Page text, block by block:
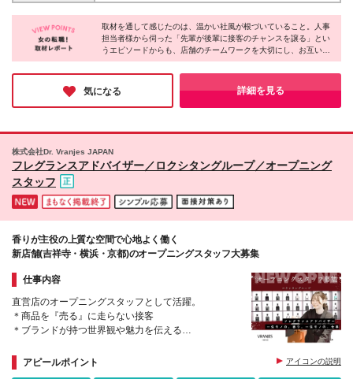
験:月給22万7,800円～35万円 ◆上記以外のエリア 経
験者:月給25万円～35万円 未経験:月給22万2,100円～
35万円 神奈川・名古屋・西宮・博多には社員寮あり
はそれぞれ一律支給の手当を含みます ※固定残業代
(20時間分、28,100円～)を含む。超過分は別途支給し
ます。 ※試用期間3ヶ月。期間中の給与は首都圏の経
LN：LOUNIE ST：Stola. CO：COCO DEAL LC：
LILLIAN CARAT ＼新店舗を一緒に盛り上げる仲間を
大募集／ 2026年8月22日 Stola.流山おおたかの森
S.C.店新規オープン！ ★『LOUNIE』『Stola.』の店
舗配属の方には、 入社時に約3～4万円分相当の洋服
支給などの特典あり 【本社】東京都渋谷区渋谷1-1-5
取材を通して感じたのは、温かい社風が根づいていること。人事
担当者様から伺った「先輩が後輩に接客のチャンスを譲る」とい
うエピソードからも、店舗のチームワークを大切にし、お互いを
支え合う温かい空気感が伝わってきました。また、メイク研修な
ど自分を磨けるユニークな制度も充実しており、オシャレが好き
な方にとって、たまらない環境だと感じました。
気になる 詳細を見る
株式会社Dr. Vranjes JAPAN
フレグランスアドバイザー／ロクシタングループ／オープニング
スタッフ
香りが主役の上質な空間で心地よく働く
新店舗(吉祥寺・横浜・京都)のオープニングスタッフ大募集
仕事内容
直営店のオープニングスタッフとして活躍。
＊商品を『売る』に走らない接客
＊ブランドが持つ世界観や魅力を伝える
アピールポイント
アイコンの説明